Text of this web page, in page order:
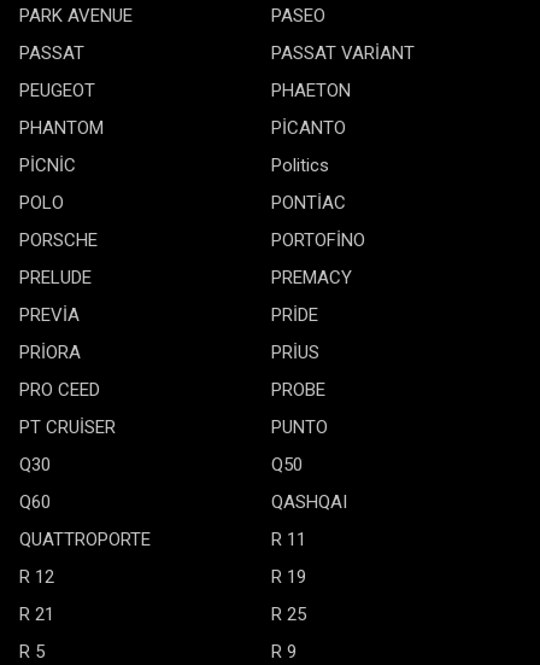
PARK AVENUE
PASEO
PASSAT
PASSAT VARİANT
PEUGEOT
PHAETON
PHANTOM
PİCANTO
PİCNİC
Politics
POLO
PONTİAC
PORSCHE
PORTOFİNO
PRELUDE
PREMACY
PREVİA
PRİDE
PRİORA
PRİUS
PRO CEED
PROBE
PT CRUİSER
PUNTO
Q30
Q50
Q60
QASHQAI
QUATTROPORTE
R 11
R 12
R 19
R 21
R 25
R 5
R 9